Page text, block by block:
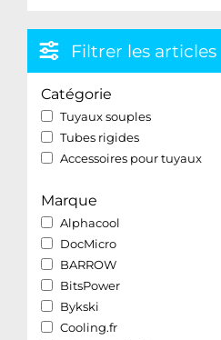
Filtrer les articles
Catégorie
Tuyaux souples
Tubes rigides
Accessoires pour tuyaux
Marque
Alphacool
DocMicro
BARROW
BitsPower
Bykski
Cooling.fr